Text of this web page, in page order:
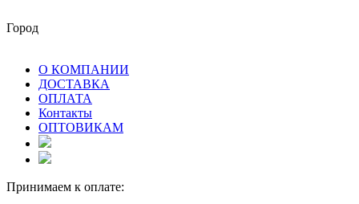
Город
О КОМПАНИИ
ДОСТАВКА
ОПЛАТА
Контакты
ОПТОВИКАМ
Принимаем к оплате: